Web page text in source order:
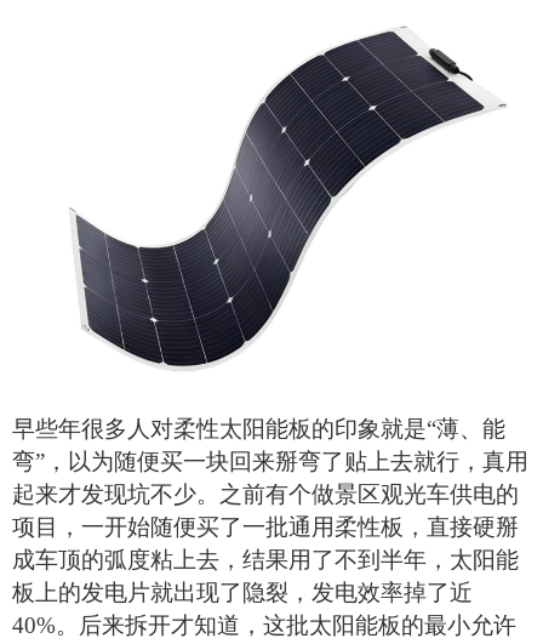
早些年很多人对柔性太阳能板的印象就是“薄、能
弯”，以为随便买一块回来掰弯了贴上去就行，真用
起来才发现坑不少。之前有个做景区观光车供电的
项目，一开始随便买了一批通用柔性板，直接硬掰
成车顶的弧度粘上去，结果用了不到半年， 太阳能
板 上的发电片就出现了隐裂，发电效率掉了近
40%。后来拆开才知道，这批太阳能板的最小允许